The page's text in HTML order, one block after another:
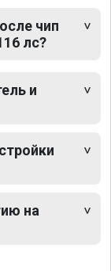
чип
лс?
и
на